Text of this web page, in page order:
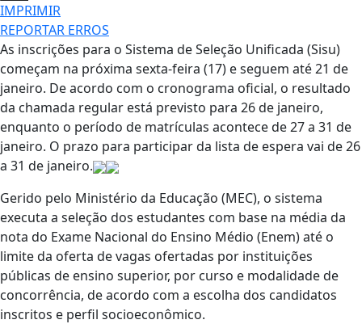
IMPRIMIR
REPORTAR ERROS
As inscrições para o Sistema de Seleção Unificada (Sisu)
começam na próxima sexta-feira (17) e seguem até 21 de
janeiro. De acordo com o cronograma oficial, o resultado
da chamada regular está previsto para 26 de janeiro,
enquanto o período de matrículas acontece de 27 a 31 de
janeiro. O prazo para participar da lista de espera vai de 26
a 31 de janeiro.
Gerido pelo Ministério da Educação (MEC), o sistema
executa a seleção dos estudantes com base na média da
nota do Exame Nacional do Ensino Médio (Enem) até o
limite da oferta de vagas ofertadas por instituições
públicas de ensino superior, por curso e modalidade de
concorrência, de acordo com a escolha dos candidatos
inscritos e perfil socioeconômico.